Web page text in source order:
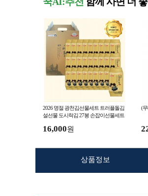
2026 명절 광천김선물세트 트러플돌김
설선물 도시락김 27봉 손잡이선물세트
16,000원
(
상품정보